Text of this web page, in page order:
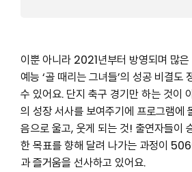
이뿐 아니라 2021년부터 방영되며 많
예능 ‘골 때리는 그녀들’의 성공 비결도
수 있어요. 단지 축구 경기만 하는 것이
의 성장 서사를 보여주기에 프로그램에
음으로 울고, 웃게 되는 것! 출연자들이
한 목표를 향해 달려 나가는 과정이
과 즐거움을 선사하고 있어요.